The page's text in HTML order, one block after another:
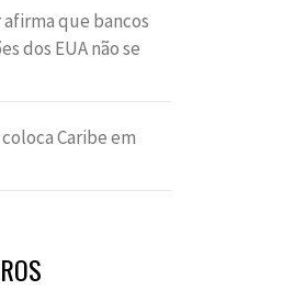
que bancos
dos EUA não se
Caribe em